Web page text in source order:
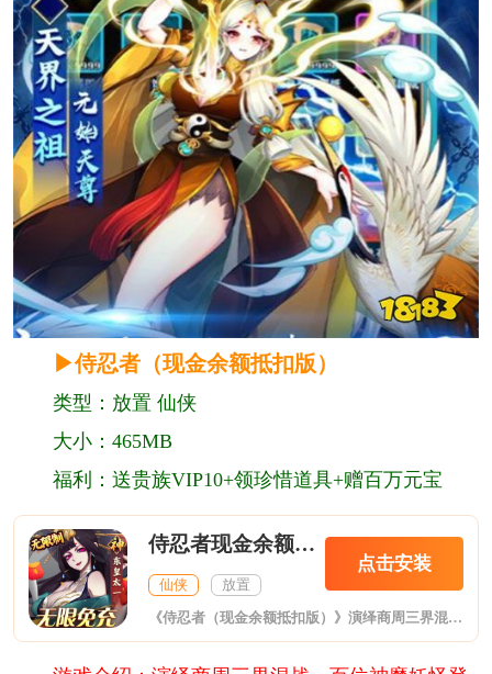
▶侍忍者（现金余额抵扣版）
类型：放置 仙侠
大小：465MB
福利：送贵族VIP10+领珍惜道具+赠百万元宝
侍忍者现金余额抵扣版
仙侠 放置
点击安装
《侍忍者（现金余额抵扣版）》演绎商周三界混战，百位神魔妖怪登场；阵营搭配，自由组合，轻松推图；放置战斗，离线收益，睡觉变强；玩法多样，福利不停，国风放置手游诚挚邀您，续写商周神话！游戏采用精致的唯美画风展现上古诸仙，古韵悠扬仿佛置身仙画，穿梭青山绿水，经历世间奇缘。每天只需花少量时间，即可从无名小卒进阶成为一代仙宗，佛系放置无时无刻都在变强。三界上仙悉数登场，看截阐斗法，各显神通。